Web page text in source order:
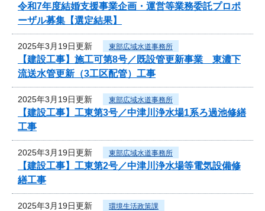
令和7年度結婚支援事業企画・運営等業務委託プロポ
ーザル募集【選定結果】
2025年3月19日更新 東部広域水道事務所
【建設工事】施工可第8号／既設管更新事業 東濃下
流送水管更新（3工区配管）工事
2025年3月19日更新 東部広域水道事務所
【建設工事】工東第3号／中津川浄水場1系ろ過池修繕
工事
2025年3月19日更新 東部広域水道事務所
【建設工事】工東第2号／中津川浄水場等電気設備修
繕工事
2025年3月19日更新 環境生活政策課